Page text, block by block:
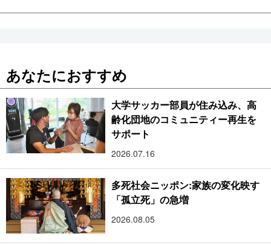
あなたにおすすめ
大学サッカー部員が住み込み、高
齢化団地のコミュニティー再生を
サポート
2026.07.16
多死社会ニッポン:家族の変化映す
「孤立死」の急増
2026.08.05